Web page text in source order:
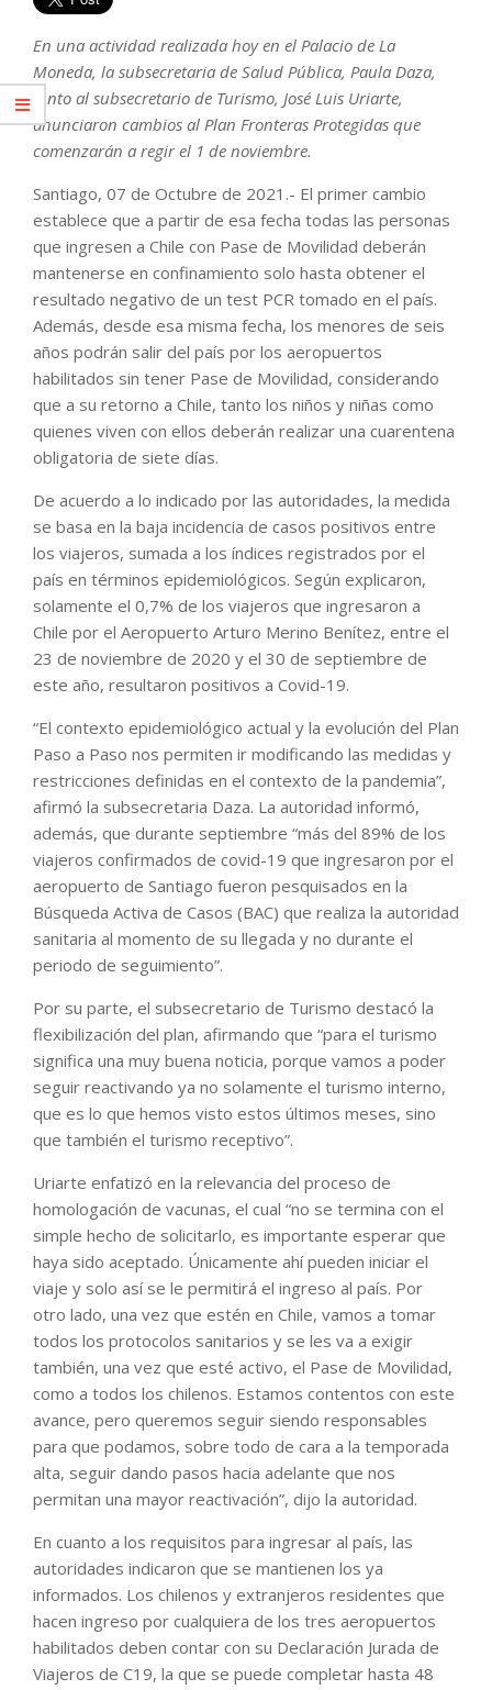
En una actividad realizada hoy en el Palacio de La
Moneda, la subsecretaria de Salud Pública, Paula Daza,
junto al subsecretario de Turismo, José Luis Uriarte,
anunciaron cambios al Plan Fronteras Protegidas que
comenzarán a regir el 1 de noviembre.
Santiago, 07 de Octubre de 2021.- El primer cambio
establece que a partir de esa fecha todas las personas
que ingresen a Chile con Pase de Movilidad deberán
mantenerse en confinamiento solo hasta obtener el
resultado negativo de un test PCR tomado en el país.
Además, desde esa misma fecha, los menores de seis
años podrán salir del país por los aeropuertos
habilitados sin tener Pase de Movilidad, considerando
que a su retorno a Chile, tanto los niños y niñas como
quienes viven con ellos deberán realizar una cuarentena
obligatoria de siete días.
De acuerdo a lo indicado por las autoridades, la medida
se basa en la baja incidencia de casos positivos entre
los viajeros, sumada a los índices registrados por el
país en términos epidemiológicos. Según explicaron,
solamente el 0,7% de los viajeros que ingresaron a
Chile por el Aeropuerto Arturo Merino Benítez, entre el
23 de noviembre de 2020 y el 30 de septiembre de
este año, resultaron positivos a Covid-19.
“El contexto epidemiológico actual y la evolución del Plan
Paso a Paso nos permiten ir modificando las medidas y
restricciones definidas en el contexto de la pandemia”,
afirmó la subsecretaria Daza. La autoridad informó,
además, que durante septiembre “más del 89% de los
viajeros confirmados de covid-19 que ingresaron por el
aeropuerto de Santiago fueron pesquisados en la
Búsqueda Activa de Casos (BAC) que realiza la autoridad
sanitaria al momento de su llegada y no durante el
periodo de seguimiento”.
Por su parte, el subsecretario de Turismo destacó la
flexibilización del plan, afirmando que “para el turismo
significa una muy buena noticia, porque vamos a poder
seguir reactivando ya no solamente el turismo interno,
que es lo que hemos visto estos últimos meses, sino
que también el turismo receptivo”.
Uriarte enfatizó en la relevancia del proceso de
homologación de vacunas, el cual “no se termina con el
simple hecho de solicitarlo, es importante esperar que
haya sido aceptado. Únicamente ahí pueden iniciar el
viaje y solo así se le permitirá el ingreso al país. Por
otro lado, una vez que estén en Chile, vamos a tomar
todos los protocolos sanitarios y se les va a exigir
también, una vez que esté activo, el Pase de Movilidad,
como a todos los chilenos. Estamos contentos con este
avance, pero queremos seguir siendo responsables
para que podamos, sobre todo de cara a la temporada
alta, seguir dando pasos hacia adelante que nos
permitan una mayor reactivación”, dijo la autoridad.
En cuanto a los requisitos para ingresar al país, las
autoridades indicaron que se mantienen los ya
informados. Los chilenos y extranjeros residentes que
hacen ingreso por cualquiera de los tres aeropuertos
habilitados deben contar con su Declaración Jurada de
Viajeros de C19, la que se puede completar hasta 48